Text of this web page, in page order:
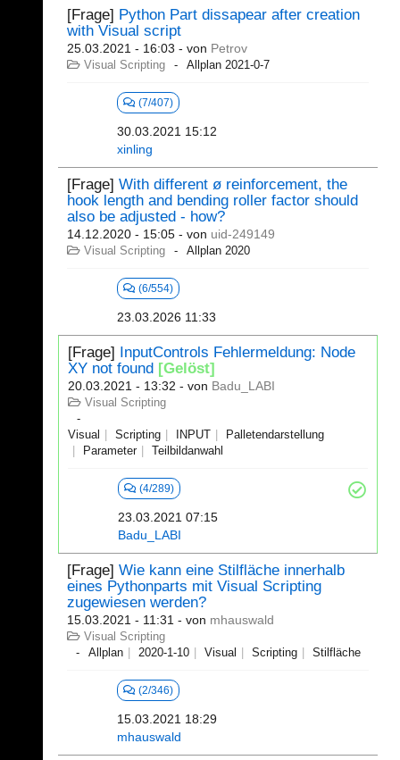
[Frage] Python Part dissapear after creation
with Visual script
25.03.2021 - 16:03 - von Petrov
Visual Scripting Allplan 2021-0-7
(7/407)
30.03.2021 15:12
xinling
[Frage] With different ø reinforcement, the
hook length and bending roller factor should
also be adjusted - how?
14.12.2020 - 15:05 - von uid-249149
Visual Scripting Allplan 2020
(6/554)
23.03.2026 11:33
[Frage] InputControls Fehlermeldung: Node
XY not found [Gelöst]
20.03.2021 - 13:32 - von Badu_LABI
Visual Scripting
Visual Scripting INPUT
Palletendarstellung
Parameter
Teilbildanwahl
(4/289)
23.03.2021 07:15
Badu_LABI
[Frage] Wie kann eine Stilfläche innerhalb
eines Pythonparts mit Visual Scripting
zugewiesen werden?
15.03.2021 - 11:31 - von mhauswald
Visual Scripting
Allplan
2020-1-10 Visual Scripting Stilfläche
(2/346)
15.03.2021 18:29
mhauswald